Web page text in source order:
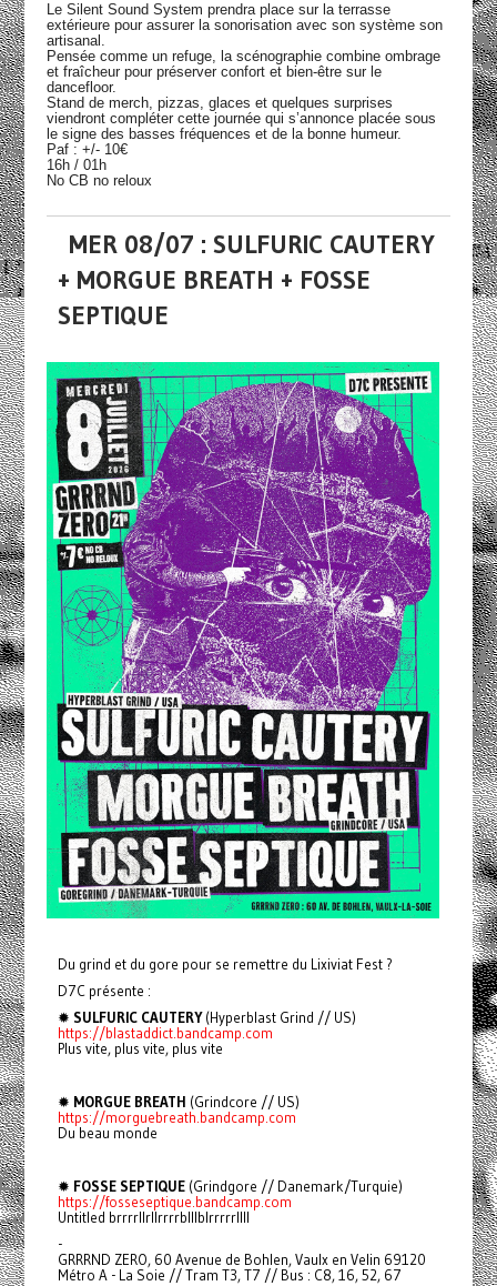
Le Silent Sound System prendra place sur la terrasse
extérieure pour assurer la sonorisation avec son système son
artisanal.
Pensée comme un refuge, la scénographie combine ombrage
et fraîcheur pour préserver confort et bien-être sur le
dancefloor.
Stand de merch, pizzas, glaces et quelques surprises
viendront compléter cette journée qui s’annonce placée sous
le signe des basses fréquences et de la bonne humeur.
Paf : +/- 10€
16h / 01h
No CB no reloux
MER 08/07 : SULFURIC CAUTERY
+ MORGUE BREATH + FOSSE
SEPTIQUE
Du grind et du gore pour se remettre du Lixiviat Fest ?
D7C présente :
✹ SULFURIC CAUTERY(Hyperblast Grind // US)
https://blastaddict.bandcamp.com
Plus vite, plus vite, plus vite
✹ MORGUE BREATH (Grindcore // US)
https://morguebreath.bandcamp.com
Du beau monde
✹ FOSSE SEPTIQUE(Grindgore // Danemark/Turquie)
https://fosseseptique.bandcamp.com
Untitled brrrrllrllrrrrblllblrrrrrllll
-
GRRRND ZERO, 60 Avenue de Bohlen, Vaulx en Velin 69120
Métro A - La Soie // Tram T3, T7 // Bus : C8, 16, 52, 67